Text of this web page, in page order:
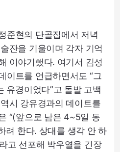
준현의 단골집에서 저녁
잔을 기울이며 각자 기억
이야기했다. 여기서 김성
이트를 언급하면서도 “그
유경이었다”고 돌발 고백
시 강유경과의 데이트를
“(앞으로 남은 4~5일 동
려 한다. 상대를 생각 안 하
고 선포해 박우열을 긴장